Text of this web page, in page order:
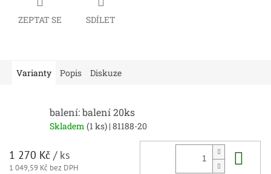
ZEPTAT SE SDÍLET
Varianty Popis Diskuze
balení: balení 20ks
Skladem (1 ks) | 81188-20
1 270 Kč / ks
1 049,59 Kč bez DPH